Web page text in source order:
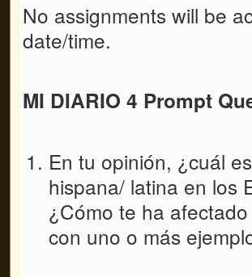
No assignments will be
date/time.
MI DIARIO 4 Prompt
En tu opinión, ¿cuál
hispana/ latina en los
¿Cómo te ha
con uno o más